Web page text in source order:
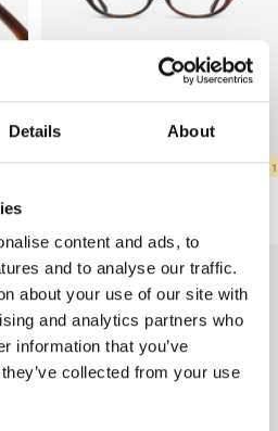
Details About
content and ads, to
and to analyse our traffic.
about your use of our site with
and analytics partners who
information that you’ve
collected from your use
OFFERTE🍦1 ACHETÉE = 1 OFFERTE🍦1
🍦1 ACHETÉE = 1 OFFERTE🍦1 ACHETÉE = 1
de
vente
Ajouter
au
panier